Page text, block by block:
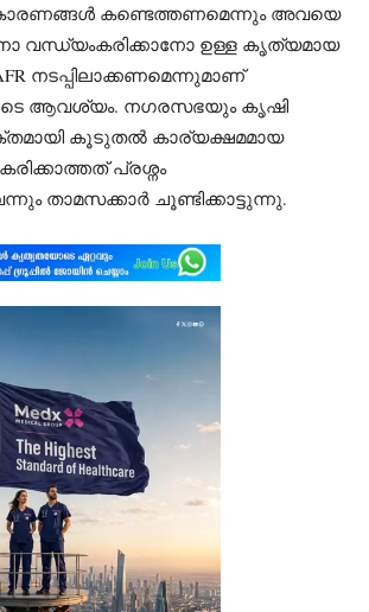
കണ്ടെത്തണമെന്നും അവയെ
വന്ധ്യംകരിക്കാനോ ഉള്ള കൃത്യമായ
നടപ്പിലാക്കണമെന്നുമാണ്
ആവശ്യം. നഗരസഭയും കൃഷി
കൂടുതൽ കാര്യക്ഷമമായ
പ്രശ്നം
താമസക്കാർ ചൂണ്ടിക്കാട്ടുന്നു.